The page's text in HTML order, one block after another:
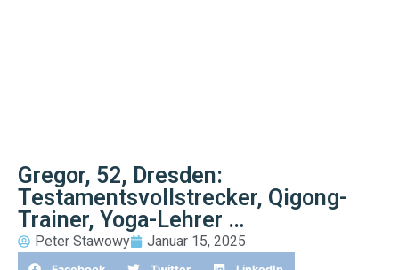
Gregor, 52, Dresden:
Testamentsvollstrecker, Qigong-
Trainer, Yoga-Lehrer …
Peter Stawowy Januar 15, 2025